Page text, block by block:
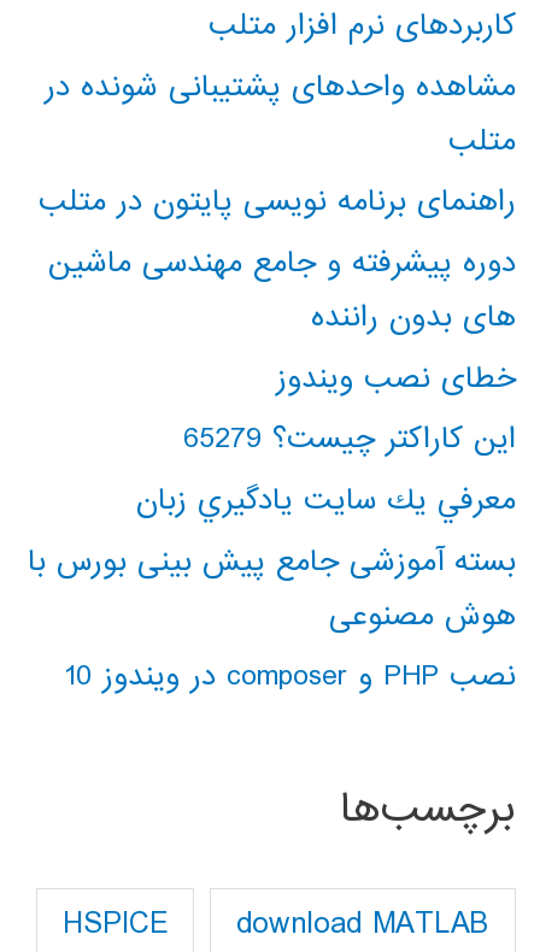
کاربردهای نرم افزار متلب
مشاهده واحدهای پشتیبانی شونده در
متلب
راهنمای برنامه نویسی پایتون در متلب
دوره پیشرفته و جامع مهندسی ماشین
های بدون راننده
خطای نصب ویندوز
این کاراکتر چیست؟ 65279
معرفي يك سايت يادگيري زبان
بسته آموزشی جامع پیش بینی بورس با
هوش مصنوعی
نصب PHP و composer در ویندوز 10
برچسب‌ها
download MATLAB
HSPICE